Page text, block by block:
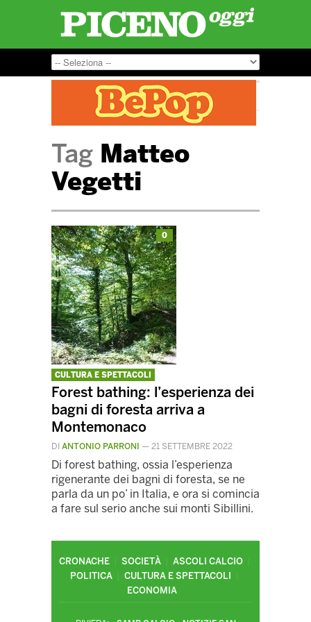
Tag Matteo
Vegetti
0
CULTURA E SPETTACOLI
Forest bathing: l’esperienza dei
bagni di foresta arriva a
Montemonaco
DI ANTONIO PARRONI — 21 SETTEMBRE 2022
Di forest bathing, ossia l’esperienza
rigenerante dei bagni di foresta, se ne
parla da un po’ in Italia, e ora si comincia
a fare sul serio anche sui monti Sibillini.
CRONACHE SOCIETÀ
ASCOLI CALCIO
POLITICA
CULTURA E SPETTACOLI
ECONOMIA